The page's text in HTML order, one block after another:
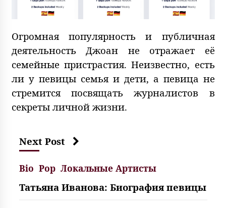
Огромная популярность и публичная
деятельность Джоан не отражает её
семейные пристрастия. Неизвестно, есть
ли у певицы семья и дети, а певица не
стремится посвящать журналистов в
секреты личной жизни.
Next Post
Bio Pop Локальные Артисты
Татьяна Иванова: Биография певицы